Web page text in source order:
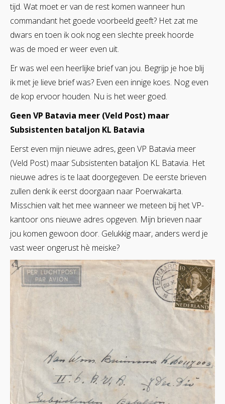
tijd. Wat moet er van de rest komen wanneer hun
commandant het goede voorbeeld geeft? Het zat me
dwars en toen ik ook nog een slechte preek hoorde
was de moed er weer even uit.
Er was wel een heerlijke brief van jou. Begrijp je hoe blij
ik met je lieve brief was? Even een innige koes. Nog even
de kop ervoor houden. Nu is het weer goed.
Geen VP Batavia meer (Veld Post) maar
Subsistenten bataljon KL Batavia
Eerst even mijn nieuwe adres, geen VP Batavia meer
(Veld Post) maar Subsistenten bataljon KL Batavia. Het
nieuwe adres is te laat doorgegeven. De eerste brieven
zullen denk ik eerst doorgaan naar Poerwakarta.
Misschien valt het mee wanneer we meteen bij het VP-
kantoor ons nieuwe adres opgeven. Mijn brieven naar
jou komen gewoon door. Gelukkig maar, anders werd je
vast weer ongerust hè meiske?